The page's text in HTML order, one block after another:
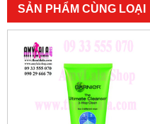
SẢN PHẨM CÙNG LOẠI